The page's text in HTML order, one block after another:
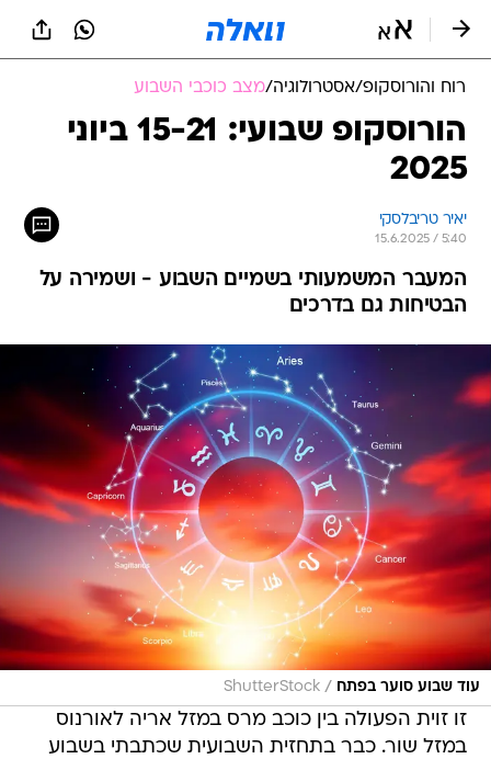
רוח והורוסקופ/אסטרולוגיה/מצב כוכבי השבוע
הורוסקופ שבועי: 15-21 ביוני
2025
יאיר טריבלסקי
15.6.2025 / 5:40
המעבר המשמעותי בשמיים השבוע - ושמירה על
הבטיחות גם בדרכים
עוד שבוע סוער בפתח /
ShutterStock
זו זוית הפעולה בין כוכב מרס במזל אריה לאורנוס
במזל שור. כבר בתחזית השבועית שכתבתי בשבוע